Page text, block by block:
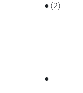
● (2)
●